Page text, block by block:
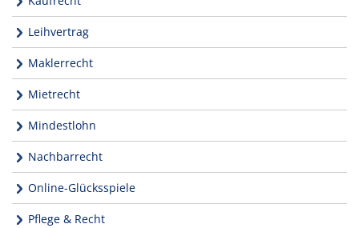
Leihvertrag
Maklerrecht
Mietrecht
Mindestlohn
Nachbarrecht
Online-Glücksspiele
Pflege & Recht